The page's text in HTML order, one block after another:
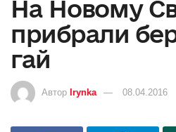
На Новому
прибрали
гай
Автор Irynka 08.04.2016